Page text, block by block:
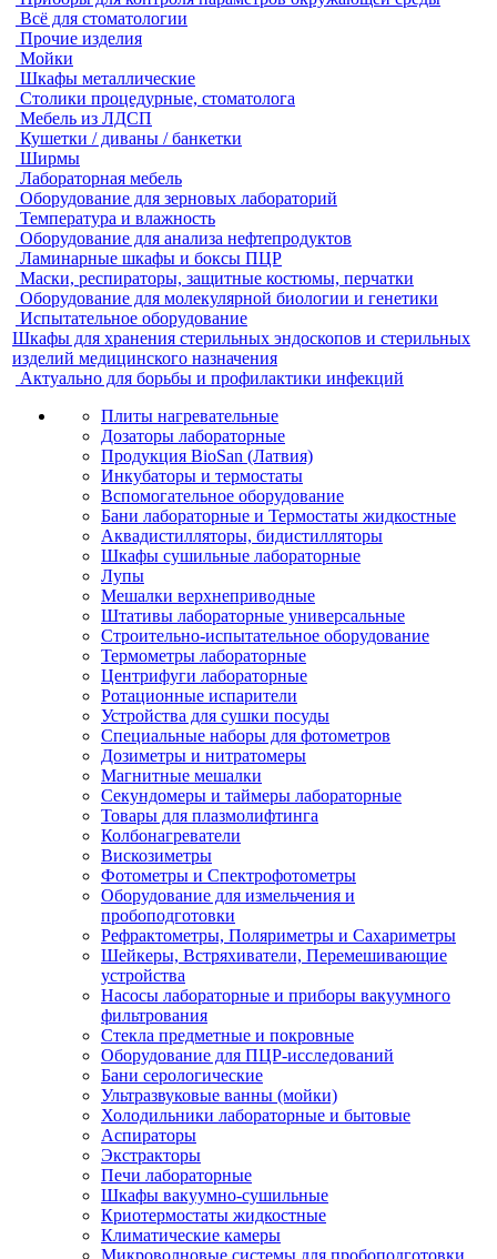
Всё для стоматологии
Прочие изделия
Мойки
Шкафы металлические
Столики процедурные, стоматолога
Мебель из ЛДСП
Кушетки / диваны / банкетки
Ширмы
Лабораторная мебель
Оборудование для зерновых лабораторий
Температура и влажность
Оборудование для анализа нефтепродуктов
Ламинарные шкафы и боксы ПЦР
Маски, респираторы, защитные костюмы, перчатки
Оборудование для молекулярной биологии и генетики
Испытательное оборудование
Шкафы для хранения стерильных эндоскопов и стерильных
изделий медицинского назначения
Актуально для борьбы и профилактики инфекций
Плиты нагревательные
Дозаторы лабораторные
Продукция BioSan (Латвия)
Инкубаторы и термостаты
Вспомогательное оборудование
Бани лабораторные и Термостаты жидкостные
Аквадистилляторы, бидистилляторы
Шкафы сушильные лабораторные
Лупы
Мешалки верхнеприводные
Штативы лабораторные универсальные
Строительно-испытательное оборудование
Термометры лабораторные
Центрифуги лабораторные
Ротационные испарители
Устройства для сушки посуды
Специальные наборы для фотометров
Дозиметры и нитратомеры
Магнитные мешалки
Секундомеры и таймеры лабораторные
Товары для плазмолифтинга
Колбонагреватели
Вискозиметры
Фотометры и Спектрофотометры
Оборудование для измельчения и
пробоподготовки
Рефрактометры, Поляриметры и Сахариметры
Шейкеры, Встряхиватели, Перемешивающие
устройства
Насосы лабораторные и приборы вакуумного
фильтрования
Стекла предметные и покровные
Оборудование для ПЦР-исследований
Бани серологические
Ультразвуковые ванны (мойки)
Холодильники лабораторные и бытовые
Аспираторы
Экстракторы
Печи лабораторные
Шкафы вакуумно-сушильные
Криотермостаты жидкостные
Климатические камеры
Микроволновые системы для пробоподготовки